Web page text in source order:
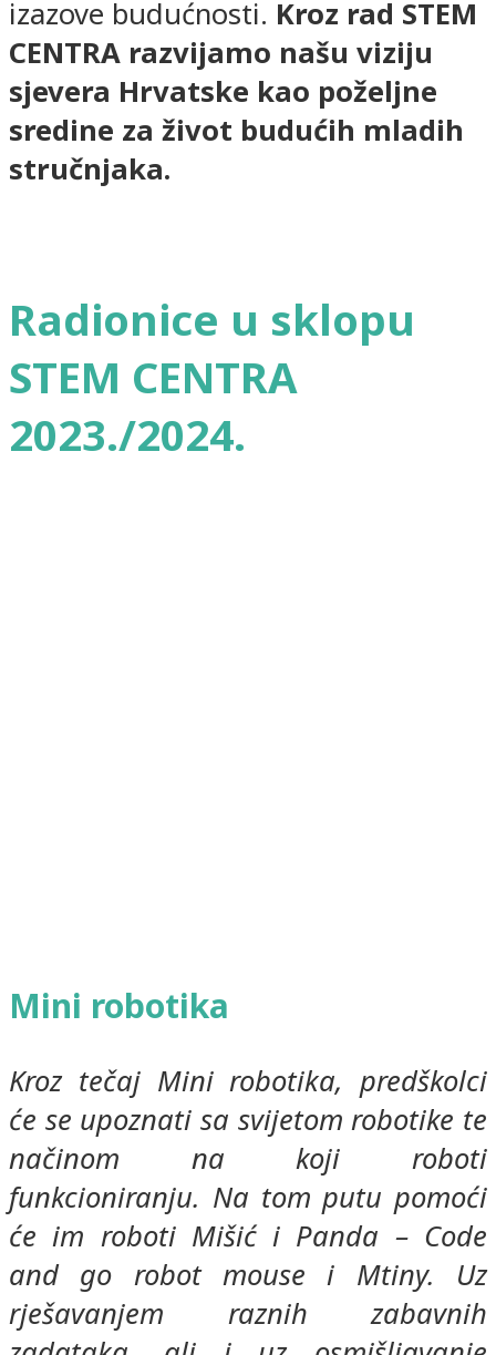
izazove budućnosti. Kroz rad STEM
CENTRA razvijamo našu viziju
sjevera Hrvatske kao poželjne
sredine za život budućih mladih
stručnjaka.
Radionice u sklopu
STEM CENTRA
2023./2024.
Mini robotika
Kroz tečaj Mini robotika, predškolci
će se upoznati sa svijetom robotike te
načinom na koji roboti
funkcioniranju. Na tom putu pomoći
će im roboti Mišić i Panda – Code
and go robot mouse i Mtiny. Uz
rješavanjem raznih zabavnih